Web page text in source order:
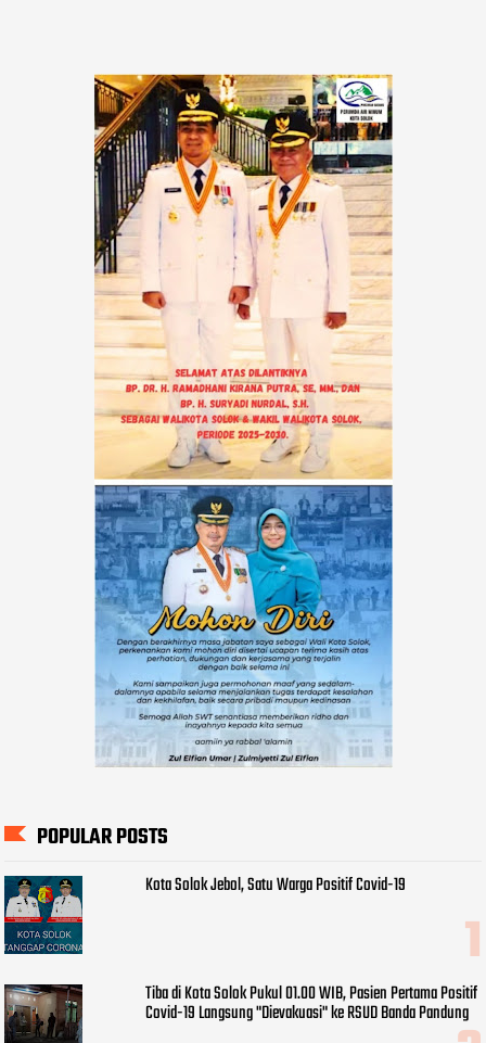
POPULAR POSTS
Kota Solok Jebol, Satu Warga Positif Covid-19
Tiba di Kota Solok Pukul 01.00 WIB, Pasien Pertama Positif
Covid-19 Langsung "Dievakuasi" ke RSUD Banda Pandung